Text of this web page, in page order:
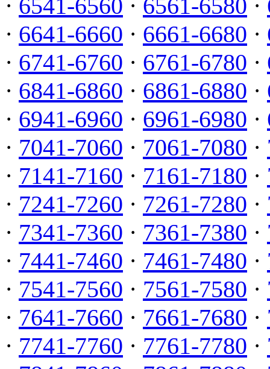
· 6541-6560 · 6561-6580 ·
· 6641-6660 · 6661-6680 ·
· 6741-6760 · 6761-6780 ·
· 6841-6860 · 6861-6880 ·
· 6941-6960 · 6961-6980 ·
· 7041-7060 · 7061-7080 ·
· 7141-7160 · 7161-7180 ·
· 7241-7260 · 7261-7280 ·
· 7341-7360 · 7361-7380 ·
· 7441-7460 · 7461-7480 ·
· 7541-7560 · 7561-7580 ·
· 7641-7660 · 7661-7680 ·
· 7741-7760 · 7761-7780 ·